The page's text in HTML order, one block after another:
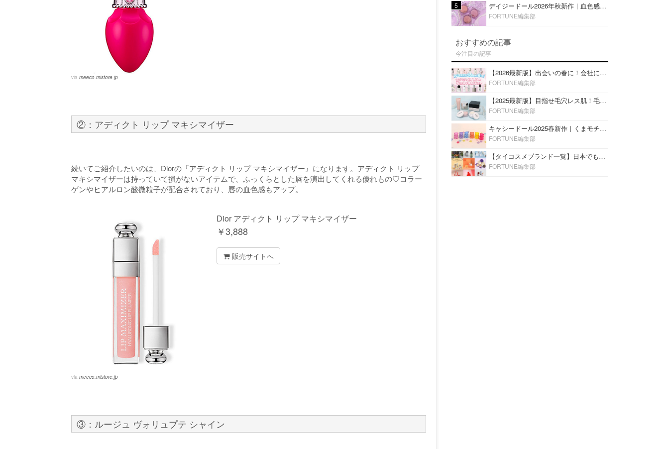
via meeco.mistore.jp
②：アディクト リップ マキシマイザー
続いてご紹介したいのは、Diorの『アディクト リップ マキシマイザー』になります。アディクト リップ
マキシマイザーは持っていて損がないアイテムで、ふっくらとした唇を演出してくれる優れもの♡コラー
ゲンやヒアルロン酸微粒子が配合されており、唇の血色感もアップ。
via meeco.mistore.jp
Dior アディクト リップ マキシマイザー
￥3,888
販売サイトへ
③：ルージュ ヴォリュプテ シャイン
5 デイジードール2026年秋新作｜血色感が可愛い♡『パウダー ブラッシュ ブルーム』新3色をレビュー
FORTUNE編集部
おすすめの記事
今注目の記事
【2026最新版】出会いの春に！会社にもおすすめの好印象な香水14選♡ビジネスの場での香水マナーも
FORTUNE編集部
【2025最新版】目指せ毛穴レス肌！毛穴を埋めて隠す「おすすめ部分用下地＆プライマー」ランキング♡
FORTUNE編集部
キャシードール2025春新作｜くまモチーフのミニリップ「シャイニーベア リップモイスト」をレビュー♡
FORTUNE編集部
【タイコスメブランド一覧】日本でも人気沸騰中の“タイコスメ”ブランド20選！
FORTUNE編集部